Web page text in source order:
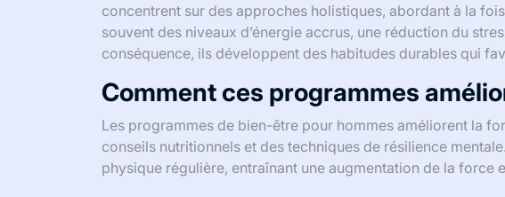
concentrent sur des approches holistiques, abordant à la
souvent des niveaux d’énergie accrus, une réduction du
conséquence, ils développent des habitudes durables qui
Comment ces programmes
Les programmes de bien-être pour hommes améliorent la
conseils nutritionnels et des techniques de résilience
physique régulière, entraînant une augmentation de la force